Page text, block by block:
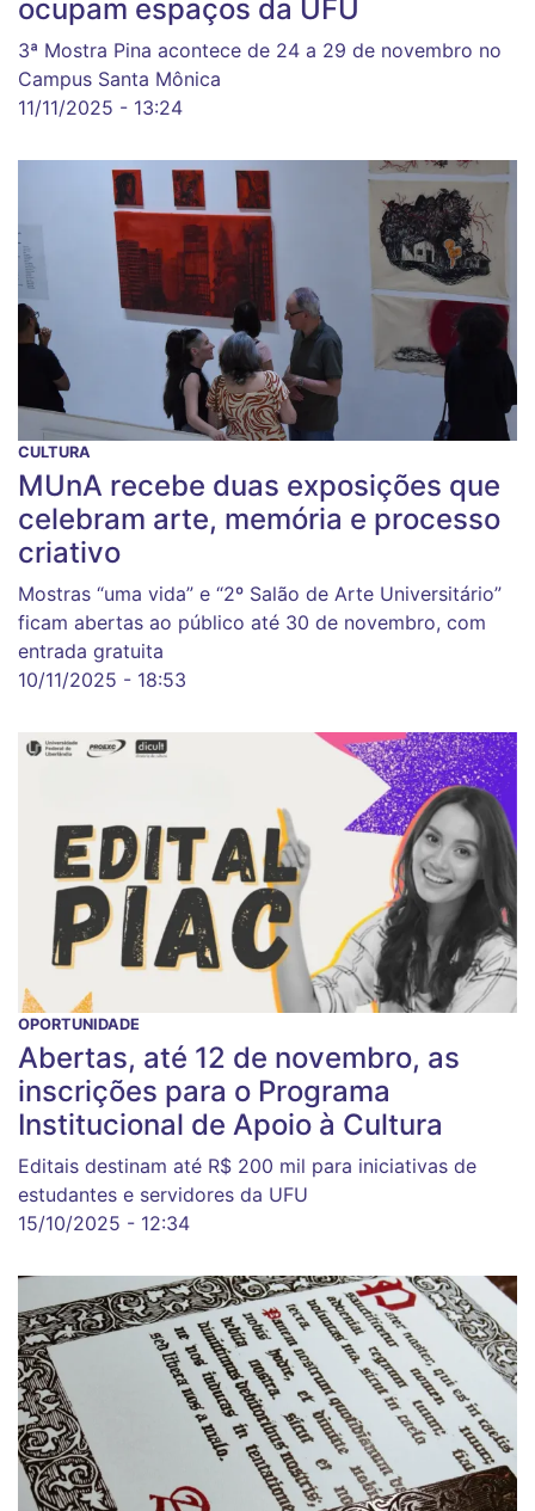
ocupam espaços da UFU
3ª Mostra Pina acontece de 24 a 29 de novembro no
Campus Santa Mônica
11/11/2025 - 13:24
CULTURA
MUnA recebe duas exposições que
celebram arte, memória e processo
criativo
Mostras “uma vida” e “2º Salão de Arte Universitário”
ficam abertas ao público até 30 de novembro, com
entrada gratuita
10/11/2025 - 18:53
OPORTUNIDADE
Abertas, até 12 de novembro, as
inscrições para o Programa
Institucional de Apoio à Cultura
Editais destinam até R$ 200 mil para iniciativas de
estudantes e servidores da UFU
15/10/2025 - 12:34